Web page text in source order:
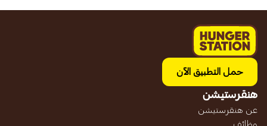
حمل التطبيق الآن
هنقرستيشن
عن هنقرستيشن